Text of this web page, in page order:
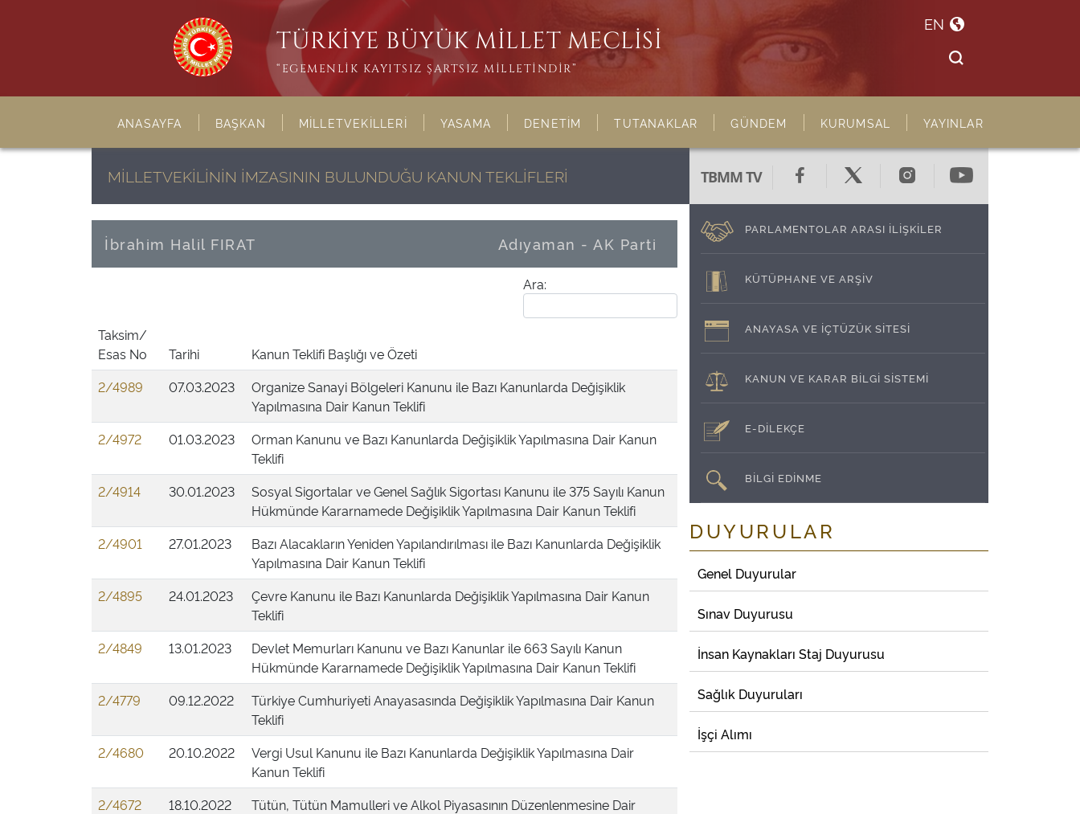
TÜRKİYE BÜYÜK MİLLET MECLİSİ
“EGEMENLİK KAYITSIZ ŞARTSIZ MİLLETİNDİR”
EN
ANASAYFA BAŞKAN MİLLETVEKİLLERİ YASAMA DENETİM TUTANAKLAR GÜNDEM KURUMSAL YAYINLAR
MİLLETVEKİLİNİN İMZASININ BULUNDUĞU KANUN TEKLİFLERİ
İbrahim Halil FIRAT Adıyaman - AK Parti
Ara:
Taksim/
Esas No
Tarihi
Kanun Teklifi Başlığı ve Özeti
2/4989
07.03.2023
Organize Sanayi Bölgeleri Kanunu ile Bazı Kanunlarda Değişiklik
Yapılmasına Dair Kanun Teklifi
2/4972
01.03.2023
Orman Kanunu ve Bazı Kanunlarda Değişiklik Yapılmasına Dair Kanun
Teklifi
2/4914
30.01.2023
Sosyal Sigortalar ve Genel Sağlık Sigortası Kanunu ile 375 Sayılı Kanun
Hükmünde Kararnamede Değişiklik Yapılmasına Dair Kanun Teklifi
2/4901
27.01.2023
Bazı Alacakların Yeniden Yapılandırılması ile Bazı Kanunlarda Değişiklik
Yapılmasına Dair Kanun Teklifi
2/4895
24.01.2023
Çevre Kanunu ile Bazı Kanunlarda Değişiklik Yapılmasına Dair Kanun
Teklifi
2/4849
13.01.2023
Devlet Memurları Kanunu ve Bazı Kanunlar ile 663 Sayılı Kanun
Hükmünde Kararnamede Değişiklik Yapılmasına Dair Kanun Teklifi
2/4779
09.12.2022
Türkiye Cumhuriyeti Anayasasında Değişiklik Yapılmasına Dair Kanun
Teklifi
2/4680
20.10.2022
Vergi Usul Kanunu ile Bazı Kanunlarda Değişiklik Yapılmasına Dair
Kanun Teklifi
2/4672
18.10.2022
Tütün, Tütün Mamulleri ve Alkol Piyasasının Düzenlenmesine Dair
TBMM TV
PARLAMENTOLAR ARASI İLİŞKİLER
KÜTÜPHANE VE ARŞİV
ANAYASA VE İÇTÜZÜK SİTESİ
KANUN VE KARAR BİLGİ SİSTEMİ
E-DİLEKÇE
BİLGİ EDİNME
DUYURULAR
Genel Duyurular
Sınav Duyurusu
İnsan Kaynakları Staj Duyurusu
Sağlık Duyuruları
İşçi Alımı